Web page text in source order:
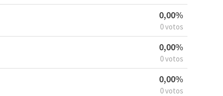
0,00%
0 votos
0,00%
0 votos
0,00%
0 votos